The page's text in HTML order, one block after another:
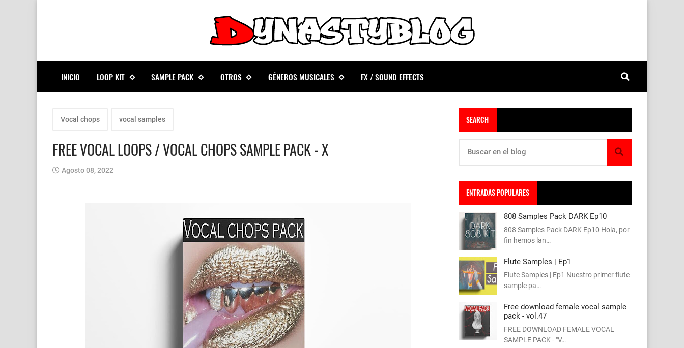
INICIO LOOP KIT SAMPLE PACK OTROS GÉNEROS MUSICALES FX / SOUND EFFECTS
Vocal chops vocal samples
FREE VOCAL LOOPS / VOCAL CHOPS SAMPLE PACK - X
Agosto 08, 2022
SEARCH
ENTRADAS POPULARES
808 Samples Pack DARK Ep10
808 Samples Pack DARK Ep10 Hola, por
fin hemos lan…
Flute Samples | Ep1
Flute Samples | Ep1 Nuestro primer flute
sample pa…
Free download female vocal sample
pack - vol.47
FREE DOWNLOAD FEMALE VOCAL
SAMPLE PACK - "V…